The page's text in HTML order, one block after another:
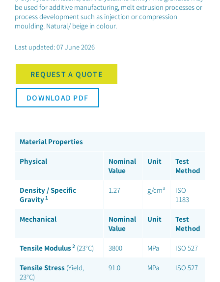
be used for additive manufacturing, melt extrusion processes or
process development such as injection or compression
moulding. Natural/ beige in colour.
Last updated: 07 June 2026
REQUEST A QUOTE
DOWNLOAD PDF
Material Properties
Physical
Nominal
Value
Unit
Test
Method
Density / Specific
Gravity1
1.27 g/cm³
ISO
1183
Mechanical
Nominal
Value
Unit
Test
Method
Tensile Modulus 2 (23°C) 3800 MPa ISO 527
Tensile Stress (Yield,
23°C)
91.0 MPa ISO 527